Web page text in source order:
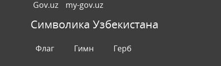
Gov.uz my-gov.uz
Символика Узбекистана
Флаг Гимн Герб